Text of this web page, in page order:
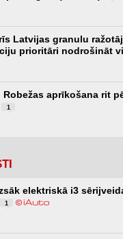
Latvijas granulu
prioritāri nodrošināt
Robežas aprīkošana rit
1
elektriskā i3
1